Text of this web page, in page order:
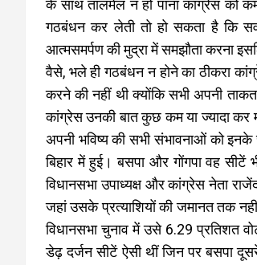
के साथ तालमेल न हो पाना कांग्रेस को
गठबंधन कर लेती तो हो सकता है कि
आत्मसमर्पण की मुद्रा में समझौता करना
वैसे, भले ही गठबंधन न होने का ठीकरा
करने की नहीं थी क्योंकि सभी अपनी
कांग्रेस उनकी बात कुछ कम या ज्यादा कर
अपनी भविष्य की सभी संभावनाओं को इनके
बिहार में हुई। बसपा और गोंगपा वह
विधानसभा उपाध्यक्ष और कांग्रेस नेता
जहां उसके प्रत्याशियों की जमानत तक
विधानसभा चुनाव में उसे 6.29 प्रतिशत
डेढ़ दर्जन सीटें ऐसी थीं जिन पर बसपा